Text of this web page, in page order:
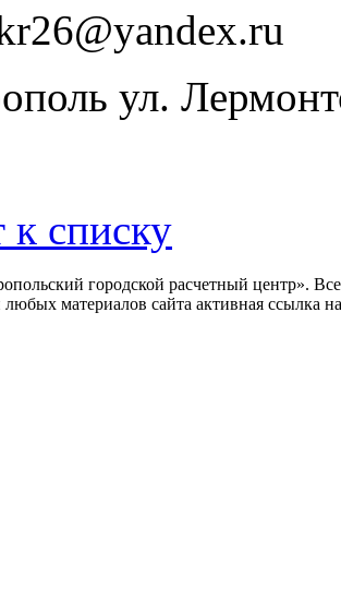
ул.
к списку
городской расчетный центр».
материалов сайта активная ссылка